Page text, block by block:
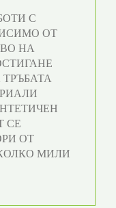
С
ОТ
НА
СЕ
ОТ
МИЛИ